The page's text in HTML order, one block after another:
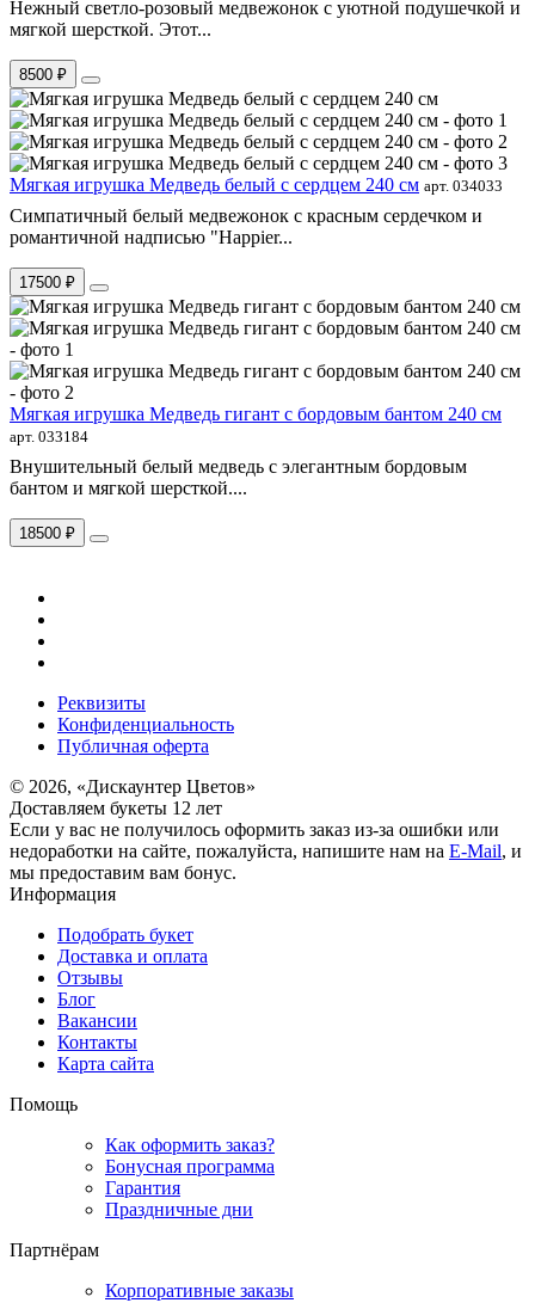
Нежный светло-розовый медвежонок с уютной подушечкой и
мягкой шерсткой. Этот...
8500 ₽
Мягкая игрушка Медведь белый с сердцем 240 см арт. 034033
Симпатичный белый медвежонок с красным сердечком и
романтичной надписью "Happier...
17500 ₽
Мягкая игрушка Медведь гигант с бордовым бантом 240 см
арт. 033184
Внушительный белый медведь с элегантным бордовым
бантом и мягкой шерсткой....
18500 ₽
Реквизиты
Конфиденциальность
Публичная оферта
© 2026, «Дискаунтер Цветов»
Доставляем букеты 12 лет
Если у вас не получилось оформить заказ из-за ошибки или
недоработки на сайте, пожалуйста, напишите нам на E-Mail, и
мы предоставим вам бонус.
Информация
Подобрать букет
Доставка и оплата
Отзывы
Блог
Вакансии
Контакты
Карта сайта
Помощь
Как оформить заказ?
Бонусная программа
Гарантия
Праздничные дни
Партнёрам
Корпоративные заказы